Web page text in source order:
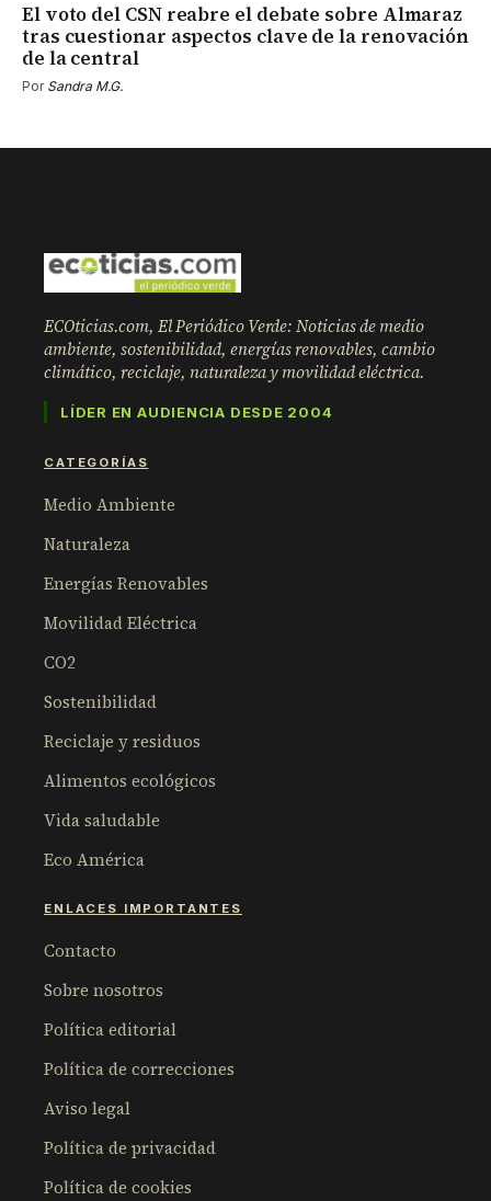
El voto del CSN reabre el debate sobre Almaraz
tras cuestionar aspectos clave de la renovación
de la central
Por Sandra M.G.
ECOticias.com, El Periódico Verde: Noticias de medio
ambiente, sostenibilidad, energías renovables, cambio
climático, reciclaje, naturaleza y movilidad eléctrica.
LÍDER EN AUDIENCIA DESDE 2004
CATEGORÍAS
Medio Ambiente
Naturaleza
Energías Renovables
Movilidad Eléctrica
CO2
Sostenibilidad
Reciclaje y residuos
Alimentos ecológicos
Vida saludable
Eco América
ENLACES IMPORTANTES
Contacto
Sobre nosotros
Política editorial
Política de correcciones
Aviso legal
Política de privacidad
Política de cookies